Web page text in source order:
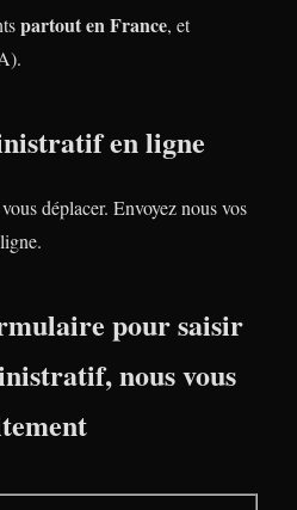
partout en France, et
en ligne
déplacer. Envoyez nous vos
pour saisir
nous vous